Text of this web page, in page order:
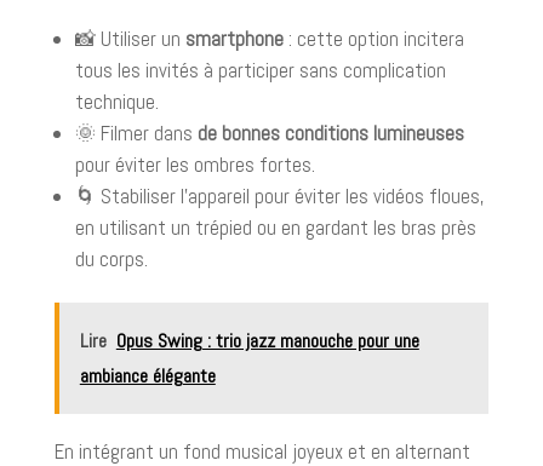
📸 Utiliser un smartphone: cette option incitera
tous les invités à participer sans complication
technique.
🌞 Filmer dans de bonnes conditions lumineuses
pour éviter les ombres fortes.
🌀 Stabiliser l’appareil pour éviter les vidéos floues,
en utilisant un trépied ou en gardant les bras près
du corps.
Lire Opus Swing : trio jazz manouche pour une
ambiance élégante
En intégrant un fond musical joyeux et en alternant